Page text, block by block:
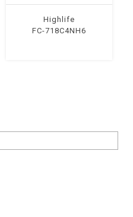
Highlife
FC-718C4NH6